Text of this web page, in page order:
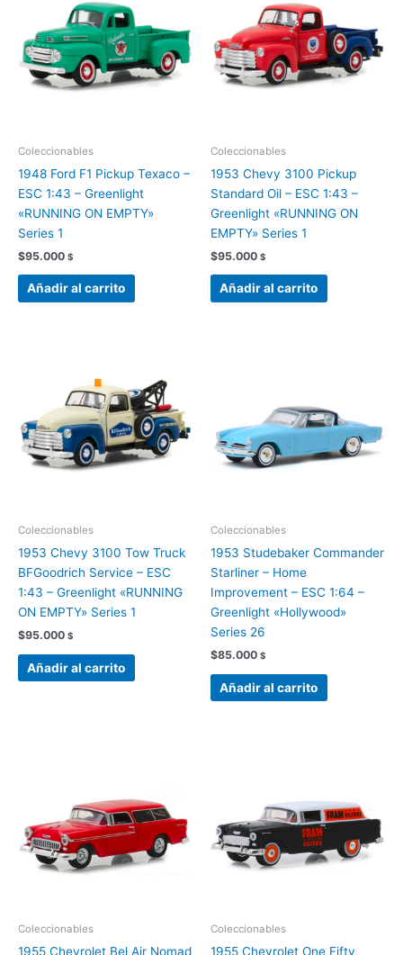
Coleccionables
1948 Ford F1 Pickup Texaco –
ESC 1:43 – Greenlight
«RUNNING ON EMPTY»
Series 1
$95.000 $
Añadir al carrito
Coleccionables
1953 Chevy 3100 Pickup
Standard Oil – ESC 1:43 –
Greenlight «RUNNING ON
EMPTY» Series 1
$95.000 $
Añadir al carrito
Coleccionables
1953 Chevy 3100 Tow Truck
BFGoodrich Service – ESC
1:43 – Greenlight «RUNNING
ON EMPTY» Series 1
$95.000 $
Añadir al carrito
Coleccionables
1953 Studebaker Commander
Starliner – Home
Improvement – ESC 1:64 –
Greenlight «Hollywood»
Series 26
$85.000 $
Añadir al carrito
Coleccionables
1955 Chevrolet Bel Air Nomad
Coleccionables
1955 Chevrolet One Fifty